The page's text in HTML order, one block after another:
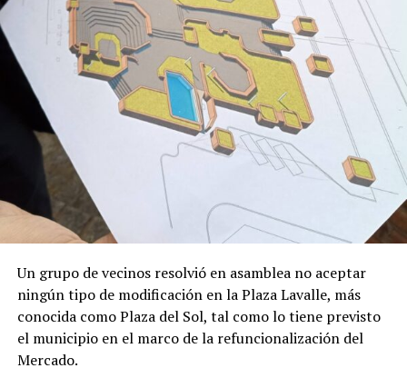
La investigación estuvo a cargo del doctor Juan Facundo
Chrestia y la doctora Cecilia Bouzat del Instituto de
Investigaciones Bioquímicas de Bahía Blanca (INIBIBB),
dependiente de la Universidad Nacional del Sur (UNS) y
el CONICET, y colaboradores internacionales de la
Universidad de Oxford y Oxford Brookes en
Inglaterra
Fue publicado en PNAS (Proceedings of the
National Academy of Sciences)
una de las revistas
científicas de mayor prestigio internacional. Editada por
la Academia Nacional de Ciencias de los Estados Unidos,
suele incluir investigaciones de alto impacto y ubicadas
Un grupo de vecinos resolvió en asamblea no aceptar
ningún tipo de modificación en la Plaza Lavalle, más
conocida como Plaza del Sol, tal como lo tiene previsto
el municipio en el marco de la refuncionalización del
Mercado.